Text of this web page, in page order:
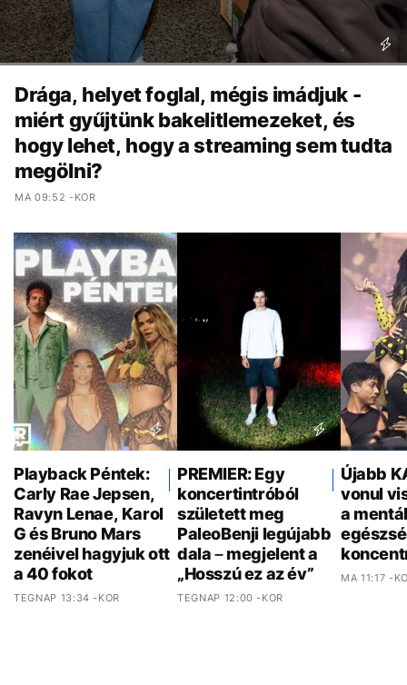
Drága, helyet foglal, mégis imádjuk -
miért gyűjtünk bakelitlemezeket, és
hogy lehet, hogy a streaming sem tudta
megölni?
MA 09:52 -KOR
Playback Péntek:
Carly Rae Jepsen,
Ravyn Lenae, Karol
G és Bruno Mars
zenéivel hagyjuk ott
a 40 fokot
TEGNAP 13:34 -KOR
PREMIER: Egy
koncertintróból
született meg
PaleoBenji legújabb
dala – megjelent a
„Hosszú ez az év”
TEGNAP 12:00 -KOR
Újabb
vonul
a
MA 11:17 -